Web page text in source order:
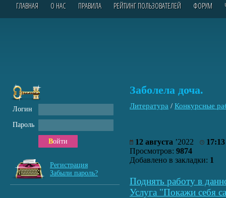
ГЛАВНАЯ О НАС ПРАВИЛА РЕЙТИНГ ПОЛЬЗОВАТЕЛЕЙ ФОРУМ
Заболела доча.
Литература / Конкурсные
12 августа ’2022
17:13
Просмотров: 9874
Добавлено в закладки: 1
Поднять работу в
Услуга "Покажи себя
Логин
Пароль
Войти
Регистрация
Забыли пароль?